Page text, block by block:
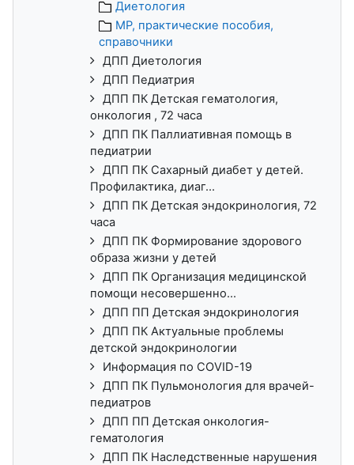
Диетология
МР, практические пособия,
справочники
ДПП Диетология
ДПП Педиатрия
ДПП ПК Детская гематология,
онкология , 72 часа
ДПП ПК Паллиативная помощь в
педиатрии
ДПП ПК Сахарный диабет у детей.
Профилактика, диаг...
ДПП ПК Детская эндокринология, 72
часа
ДПП ПК Формирование здорового
образа жизни у детей
ДПП ПК Организация медицинской
помощи несовершенно...
ДПП ПП Детская эндокринология
ДПП ПК Актуальные проблемы
детской эндокринологии
Информация по COVID-19
ДПП ПК Пульмонология для врачей-
педиатров
ДПП ПП Детская онкология-
гематология
ДПП ПК Наследственные нарушения